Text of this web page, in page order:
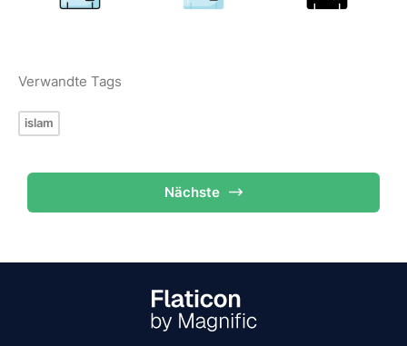
Verwandte Tags
islam
Nächste